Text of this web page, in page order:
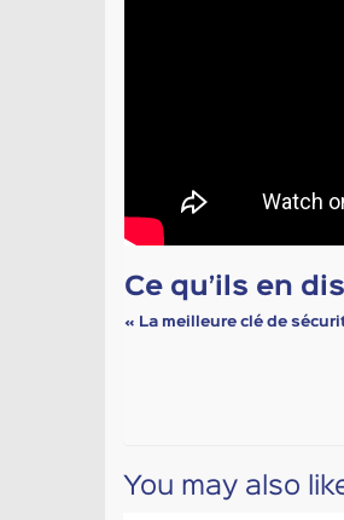
Ce qu’ils en
« La meilleure clé de
You may also